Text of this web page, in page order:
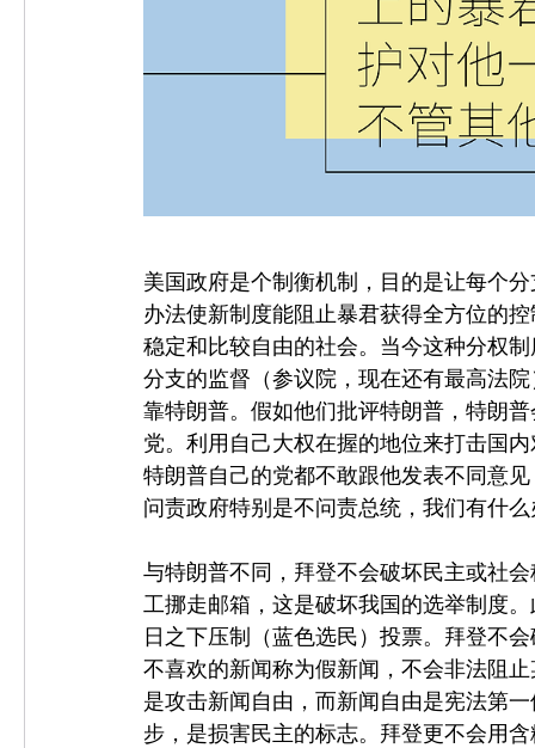
美国政府是个制衡机制，目的是让每个
办法使新制度能阻止暴君获得全方位的
稳定和比较自由的社会。当今这种分权
分支的监督（参议院，现在还有最高法
靠特朗普。假如他们批评特朗普，特朗
党。利用自己大权在握的地位来打击国
特朗普自己的党都不敢跟他发表不同意
问责政府特别是不问责总统，我们有什
与特朗普不同，拜登不会破坏民主或社
工挪走邮箱，这是破坏我国的选举制度
日之下压制（蓝色选民）投票。拜登不
不喜欢的新闻称为假新闻，不会非法阻
是攻击新闻自由，而新闻自由是宪法第
步，是损害民主的标志。拜登更不会用